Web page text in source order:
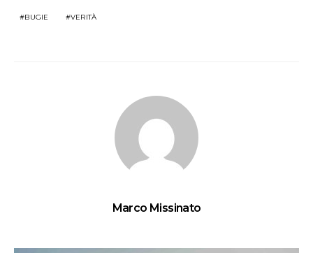
BUGIE VERITÀ
Marco Missinato